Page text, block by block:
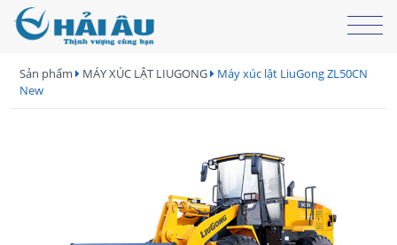
Sản phẩm MÁY XÚC LẬT LIUGONG
Máy xúc lật LiuGong ZL50CN
New